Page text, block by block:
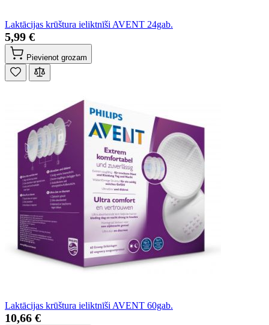
Laktācijas krūštura ieliktnīši AVENT 24gab.
5,99 €
Pievienot grozam
Laktācijas krūštura ieliktnīši AVENT 60gab.
10,66 €